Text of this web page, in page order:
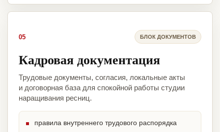
05 БЛОК ДОКУМЕНТОВ
Кадровая документация
Трудовые документы, согласия, локальные акты
и договорная база для спокойной работы студии
наращивания ресниц.
правила внутреннего трудового распорядка